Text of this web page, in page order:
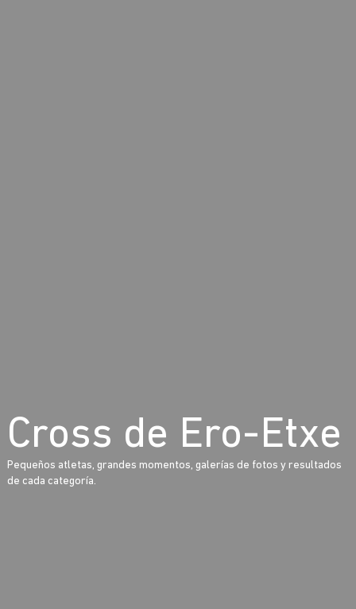
Cross de Ero-Etxe
Pequeños atletas, grandes momentos, galerías de fotos y resultados
de cada categoría.